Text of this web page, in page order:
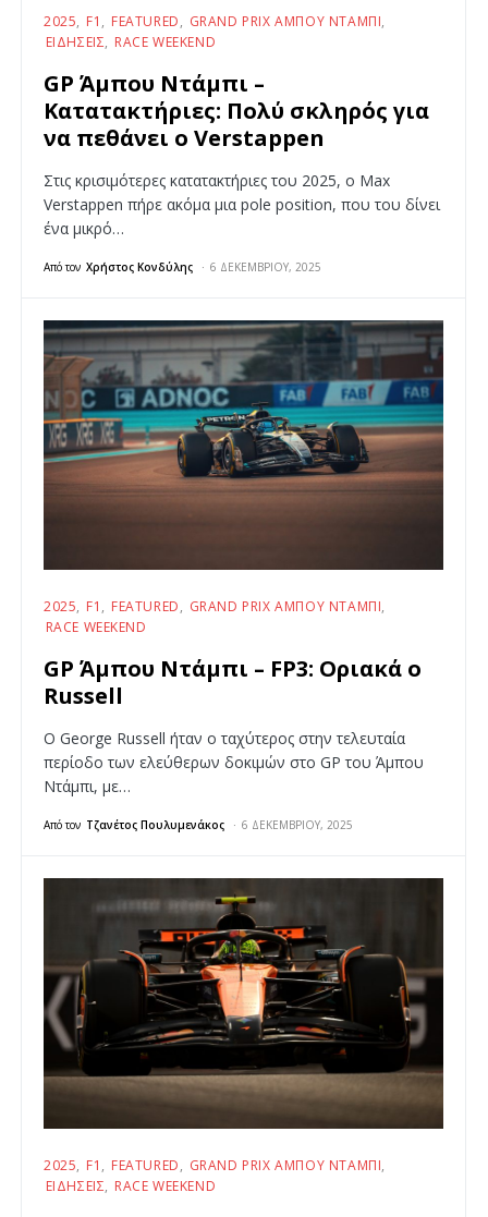
2025 F1 FEATURED
GRAND PRIX ΆΜΠΟΥ ΝΤΆΜΠΙ
ΕΙΔΉΣΕΙΣ
RACE WEEKEND
GP Άμπου Ντάμπι –
Κατατακτήριες: Πολύ σκληρός για
να πεθάνει ο Verstappen
Στις κρισιμότερες κατατακτήριες του 2025, ο Max
Verstappen πήρε ακόμα μια pole position, που του δίνει
ένα μικρό…
Από τον Χρήστος Κονδύλης 6 ΔΕΚΕΜΒΡΊΟΥ, 2025
2025 F1 FEATURED
GRAND PRIX ΆΜΠΟΥ ΝΤΆΜΠΙ
RACE WEEKEND
GP Άμπου Ντάμπι – FP3: Οριακά ο
Russell
O George Russell ήταν ο ταχύτερος στην τελευταία
περίοδο των ελεύθερων δοκιμών στο GP του Άμπου
Ντάμπι, με…
Από τον Τζανέτος Πουλυμενάκος 6 ΔΕΚΕΜΒΡΊΟΥ, 2025
2025 F1 FEATURED
GRAND PRIX ΆΜΠΟΥ ΝΤΆΜΠΙ
ΕΙΔΉΣΕΙΣ
RACE WEEKEND